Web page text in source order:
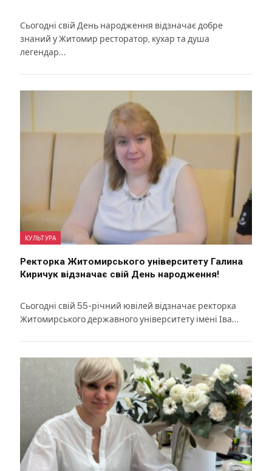
Сьогодні свій День народження відзначає добре
знаний у Житомир ресторатор, кухар та душа
легендар…
КУЛЬТУРА
Ректорка Житомирського університету Галина
Киричук відзначає свій День народження!
Сьогодні свій 55-річний ювілей відзначає ректорка
Житомирського державного університету імені Іва…